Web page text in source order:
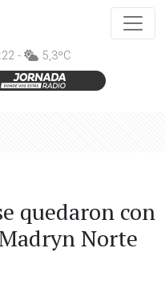
- 5,3ºC
quedaron con
Norte